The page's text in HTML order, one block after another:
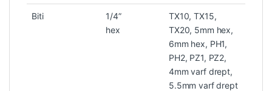
Biti
1/4”
hex
TX10, TX15,
TX20, 5mm hex,
6mm hex, PH1,
PH2, PZ1, PZ2,
4mm varf drept,
5.5mm varf drept